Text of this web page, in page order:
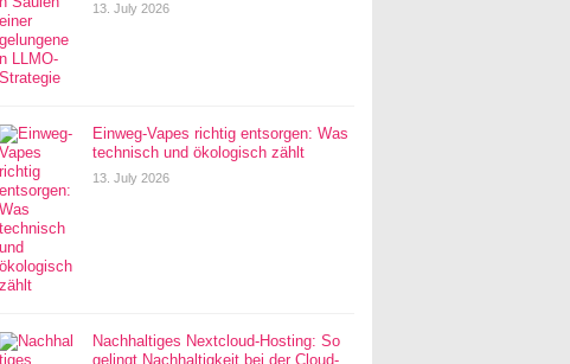
13. July 2026
Einweg-Vapes richtig entsorgen: Was
technisch und ökologisch zählt
13. July 2026
Nachhaltiges Nextcloud-Hosting: So
gelingt Nachhaltigkeit bei der Cloud-